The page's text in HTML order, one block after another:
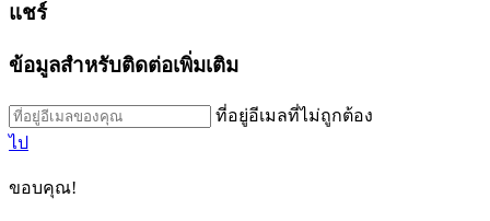
แชร์
ข้อมูลสำหรับติดต่อเพิ่มเติม
ที่อยู่อีเมลที่ไม่ถูกต้อง
ไป
ขอบคุณ!